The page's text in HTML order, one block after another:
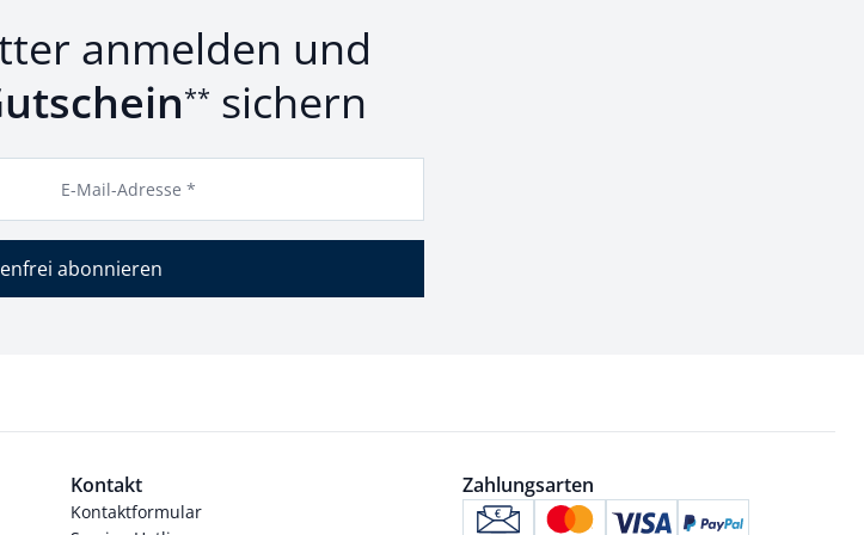
anmelden und
** sichern
E-Mail-Adresse *
abonnieren
Kontakt
Kontaktformular
Zahlungsarten